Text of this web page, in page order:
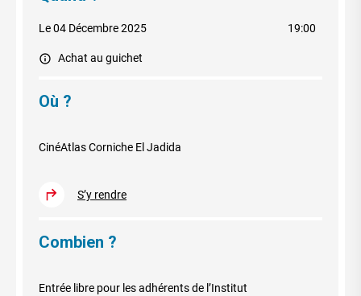
Le 04 Décembre 2025 19:00
Achat au guichet
Où ?
CinéAtlas Corniche El Jadida
S’y rendre
Combien ?
Entrée libre pour les adhérents de l’Institut